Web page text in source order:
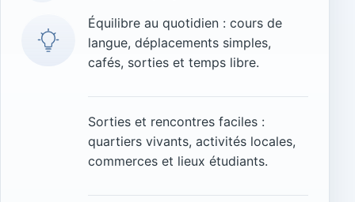
Équilibre au quotidien : cours de
langue, déplacements simples,
cafés, sorties et temps libre.
Sorties et rencontres faciles :
quartiers vivants, activités locales,
commerces et lieux étudiants.